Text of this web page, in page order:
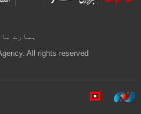
ہمارے
All rights reserved